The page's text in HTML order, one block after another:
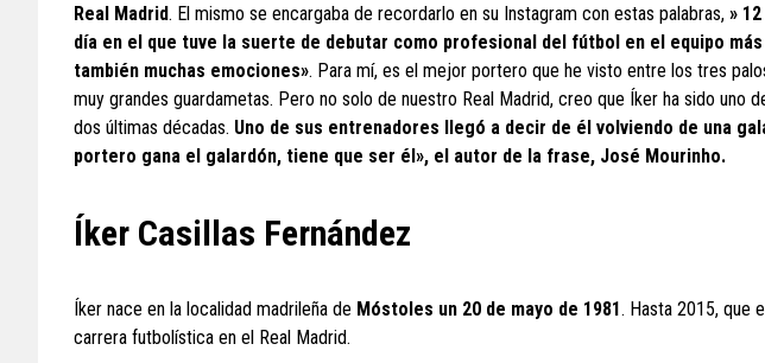
Real Madrid. El mismo se encargaba de recordarlo en su Instagram con estas palabras, »
día en el que tuve la suerte de debutar como profesional del fútbol en el equipo
también muchas emociones». Para mí, es el mejor portero que he visto entre los tres
muy grandes guardametas. Pero no solo de nuestro Real Madrid, creo que Íker ha sido uno
dos últimas décadas. Uno de sus entrenadores llegó a decir de él volviendo de una
portero gana el galardón, tiene que ser él», el autor de la frase, José Mourinho.
Íker Casillas Fernández
Íker nace en la localidad madrileña de Móstoles un 20 de mayo de 1981. Hasta 2015, que
carrera futbolística en el Real Madrid.